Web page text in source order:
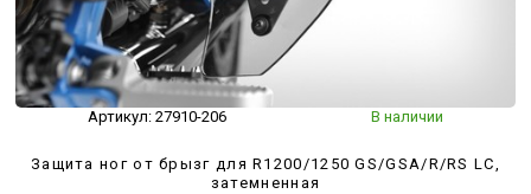
Артикул: 27910-206 В наличии
Защита ног от брызг для R1200/1250 GS/GSA/R/RS LC,
затемненная